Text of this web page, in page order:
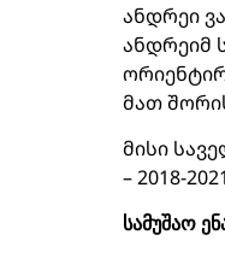
ანდრეი
ანდრეიმ
მათ
მისი
– 2018-
სამუშაო